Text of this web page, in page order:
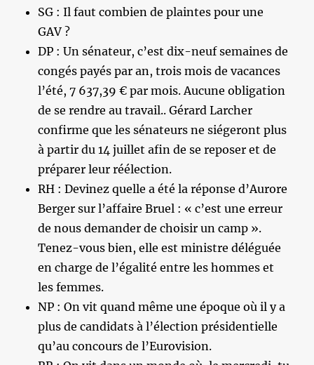
SG : Il faut combien de plaintes pour une
GAV ?
DP : Un sénateur, c’est dix-neuf semaines de
congés payés par an, trois mois de vacances
l’été, 7 637,39 € par mois. Aucune obligation
de se rendre au travail.. Gérard Larcher
confirme que les sénateurs ne siégeront plus
à partir du 14 juillet afin de se reposer et de
préparer leur réélection.
RH : Devinez quelle a été la réponse d’Aurore
Berger sur l’affaire Bruel : « c’est une erreur
de nous demander de choisir un camp ».
Tenez-vous bien, elle est ministre déléguée
en charge de l’égalité entre les hommes et
les femmes.
NP : On vit quand même une époque où il y a
plus de candidats à l’élection présidentielle
qu’au concours de l’Eurovision.